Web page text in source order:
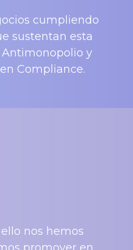
cumpliendo
sustentan esta
y
Compliance.
nos hemos